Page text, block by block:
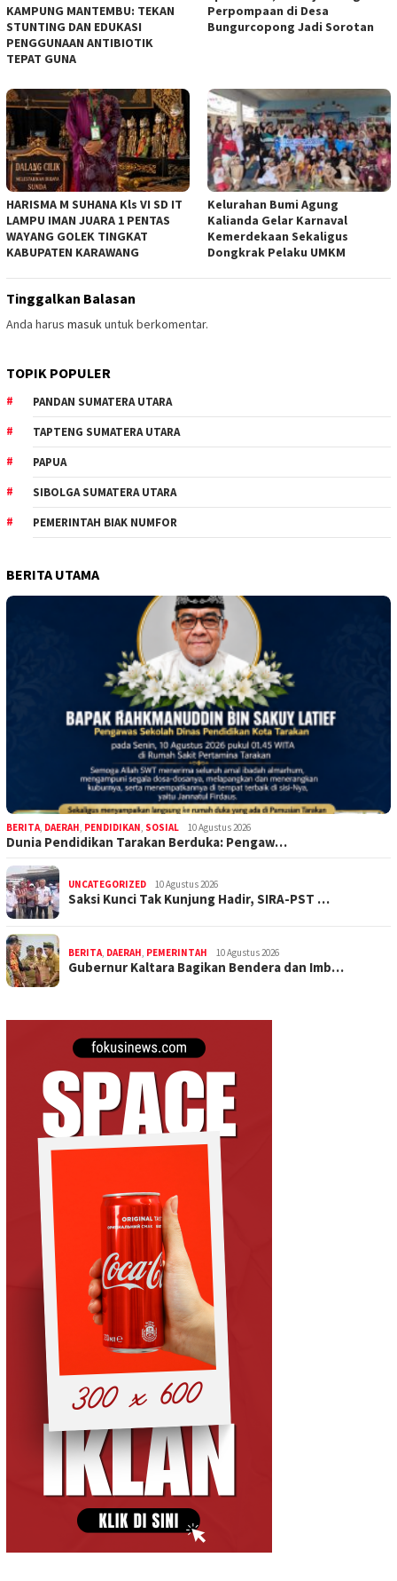
KAMPUNG MANTEMBU: TEKAN
STUNTING DAN EDUKASI
PENGGUNAAN ANTIBIOTIK
TEPAT GUNA
Perpompaan di Desa
Bungurcopong Jadi Sorotan
HARISMA M SUHANA Kls VI SD IT
LAMPU IMAN JUARA 1 PENTAS
WAYANG GOLEK TINGKAT
KABUPATEN KARAWANG
Kelurahan Bumi Agung
Kalianda Gelar Karnaval
Kemerdekaan Sekaligus
Dongkrak Pelaku UMKM
Tinggalkan Balasan
Anda harus masukuntuk berkomentar.
TOPIK POPULER
PANDAN SUMATERA UTARA
TAPTENG SUMATERA UTARA
PAPUA
SIBOLGA SUMATERA UTARA
PEMERINTAH BIAK NUMFOR
BERITA UTAMA
BERITA DAERAH PENDIDIKAN SOSIAL 10 Agustus 2026
Dunia Pendidikan Tarakan Berduka: Pengaw…
UNCATEGORIZED 10 Agustus 2026
Saksi Kunci Tak Kunjung Hadir, SIRA-PST …
BERITA DAERAH PEMERINTAH 10 Agustus 2026
Gubernur Kaltara Bagikan Bendera dan Imb…